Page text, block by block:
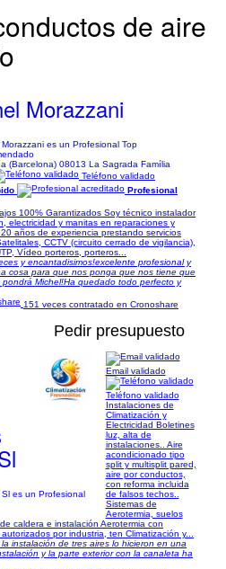
de aire
Morazzani
(Barcelona) 08013 La Sagrada Família
Teléfono validado
Profesional
100% Garantizados Soy técnico instalador
electricidad y manitas en reparaciones y
años de experiencia prestando servicios
CCTV (circuito cerrado de vigilancia),
Vídeo porteros, porteros...
y encantadisimos!excelente profesional y
cosa para que nos ponga que nos tiene que
Michel!Ha quedado todo perfecto y
151 veces contratado en Cronoshare
Pedir presupuesto
Email validado
Teléfono validado
Instalaciones de
Climatización y
Electricidad Boletines
luz, alta de
instalaciones.. Aire
acondicionado tipo
split y multisplit pared,
aire por conductos,
con reforma incluida
de falsos techos..
Sistemas de
Aerotermia, suelos
caldera e instalación Aerotermia con
por industria, ten Climatización y...
instalación de tres aires lo hicieron en una
y la parte exterior con la canaleta ha